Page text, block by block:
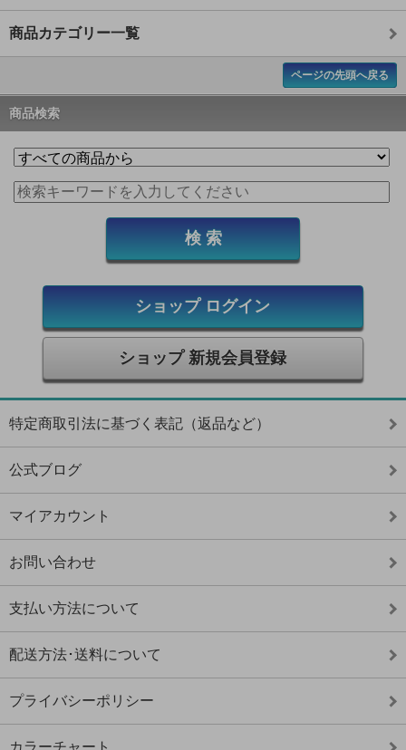
商品カテゴリー一覧
ページの先頭へ戻る
商品検索
ショップ ログイン
ショップ 新規会員登録
特定商取引法に基づく表記（返品など）
公式ブログ
マイアカウント
お問い合わせ
支払い方法について
配送方法･送料について
プライバシーポリシー
カラーチャート